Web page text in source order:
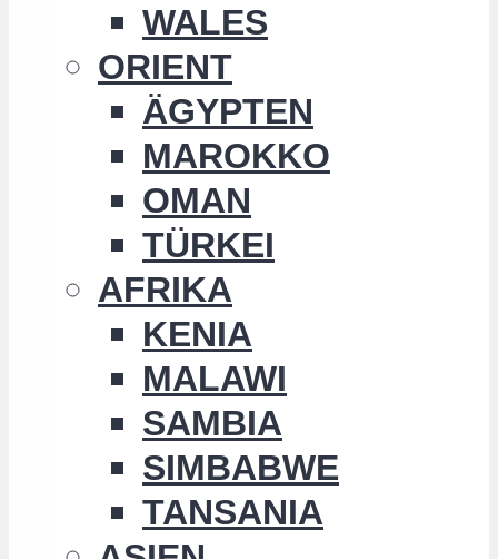
WALES
ORIENT
ÄGYPTEN
MAROKKO
OMAN
TÜRKEI
AFRIKA
KENIA
MALAWI
SAMBIA
SIMBABWE
TANSANIA